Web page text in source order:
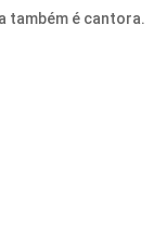
também é cantora.